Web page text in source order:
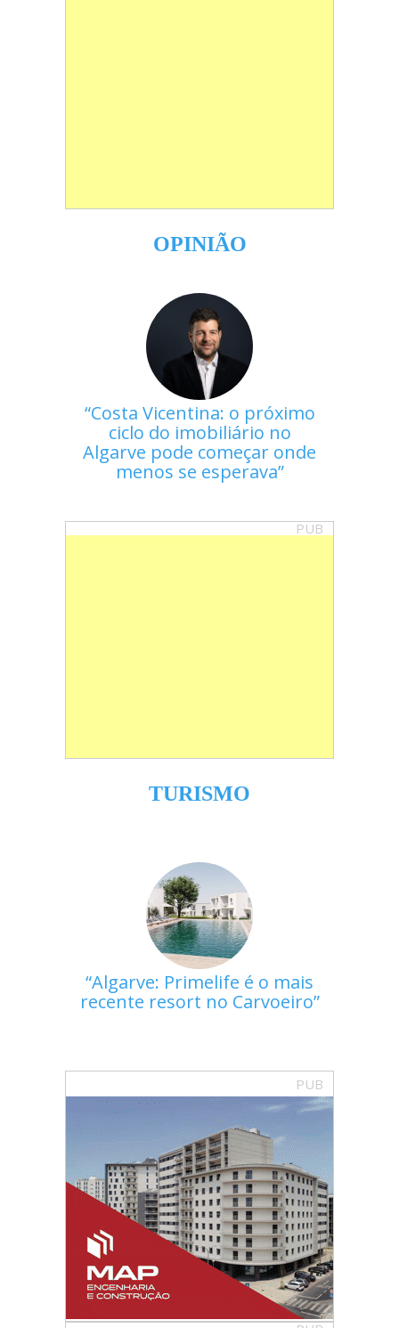
OPINIÃO
Costa Vicentina: o próximo
ciclo do imobiliário no
Algarve pode começar onde
menos se esperava
PUB
TURISMO
Algarve: Primelife é o mais
recente resort no Carvoeiro
PUB